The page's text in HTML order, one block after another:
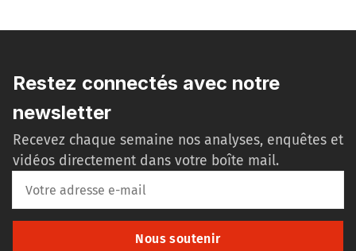
Restez connectés avec notre
newsletter
Recevez chaque semaine nos analyses, enquêtes et
vidéos directement dans votre boîte mail.
Nous soutenir